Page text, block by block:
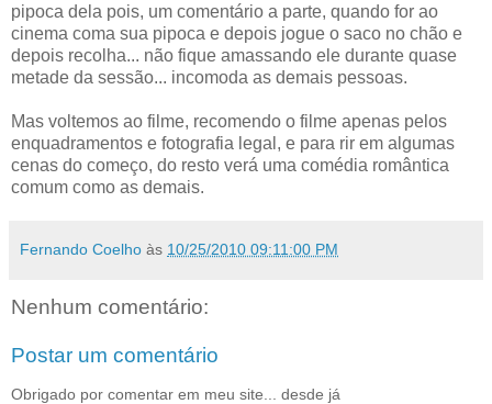
pipoca dela pois, um comentário a parte, quando for ao
cinema coma sua pipoca e depois jogue o saco no chão e
depois recolha... não fique amassando ele durante quase
metade da sessão... incomoda as demais pessoas.
Mas voltemos ao filme, recomendo o filme apenas pelos
enquadramentos e fotografia legal, e para rir em algumas
cenas do começo, do resto verá uma comédia romântica
comum como as demais.
Fernando Coelho às 10/25/2010 09:11:00 PM
Nenhum comentário:
Postar um comentário
Obrigado por comentar em meu site... desde já